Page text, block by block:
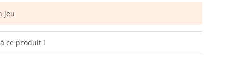
jeu
ce produit !